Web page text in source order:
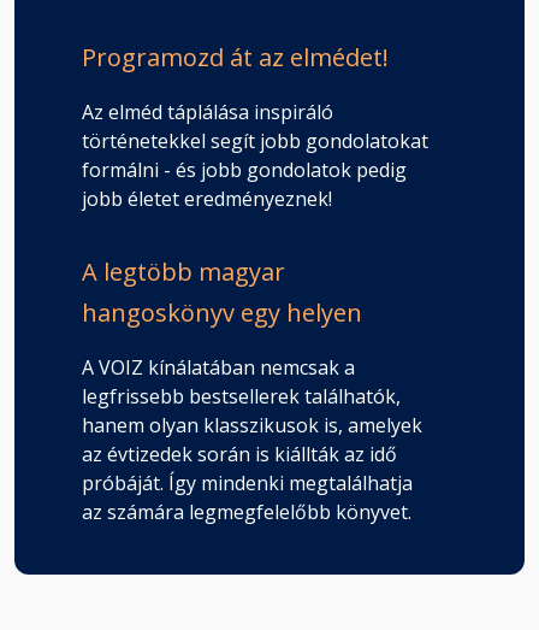
Programozd át az elmédet!
Az elméd táplálása inspiráló
történetekkel segít jobb gondolatokat
formálni - és jobb gondolatok pedig
jobb életet eredményeznek!
A legtöbb magyar
hangoskönyv egy helyen
A VOIZ kínálatában nemcsak a
legfrissebb bestsellerek találhatók,
hanem olyan klasszikusok is, amelyek
az évtizedek során is kiállták az idő
próbáját. Így mindenki megtalálhatja
az számára legmegfelelőbb könyvet.